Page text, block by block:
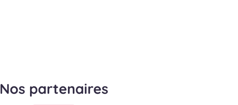
Nos partenaires